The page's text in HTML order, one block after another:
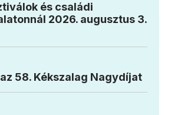
és családi
2026. augusztus 3.
58. Kékszalag Nagydíjat